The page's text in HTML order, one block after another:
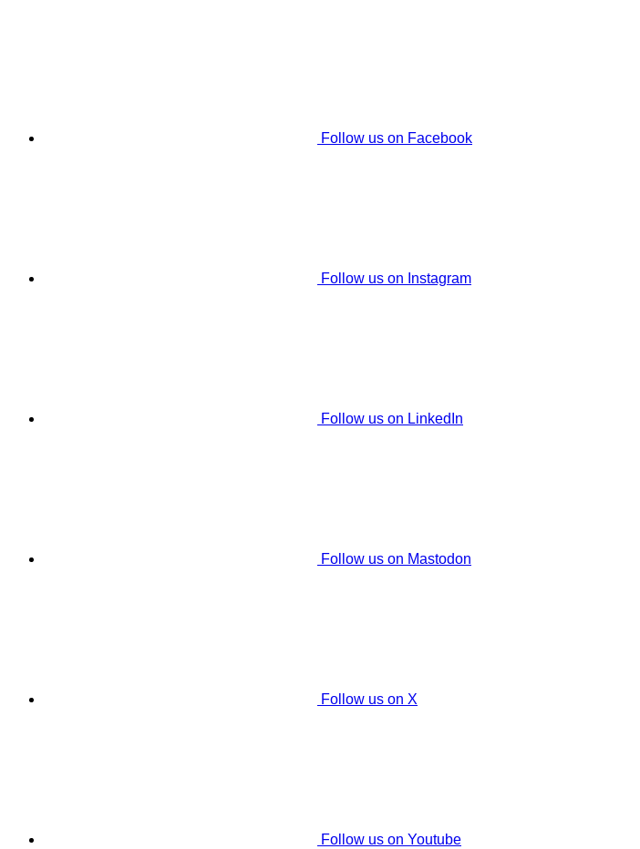
Follow us on Facebook
Follow us on Instagram
Follow us on LinkedIn
Follow us on Mastodon
Follow us on X
Follow us on Youtube